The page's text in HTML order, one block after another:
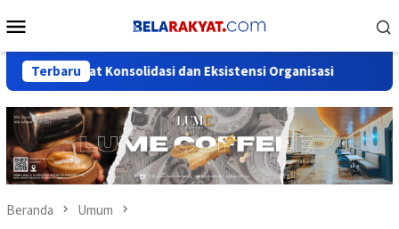
ke
Mobile
Terbaru
Konsolidasi dan Eksistensi Organisasi Pemuda
Beranda Umum